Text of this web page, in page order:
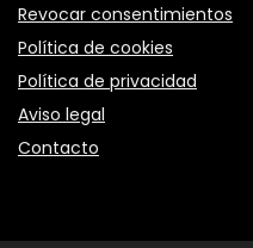
Revocar consentimientos
Política de cookies
Política de privacidad
Aviso legal
Contacto